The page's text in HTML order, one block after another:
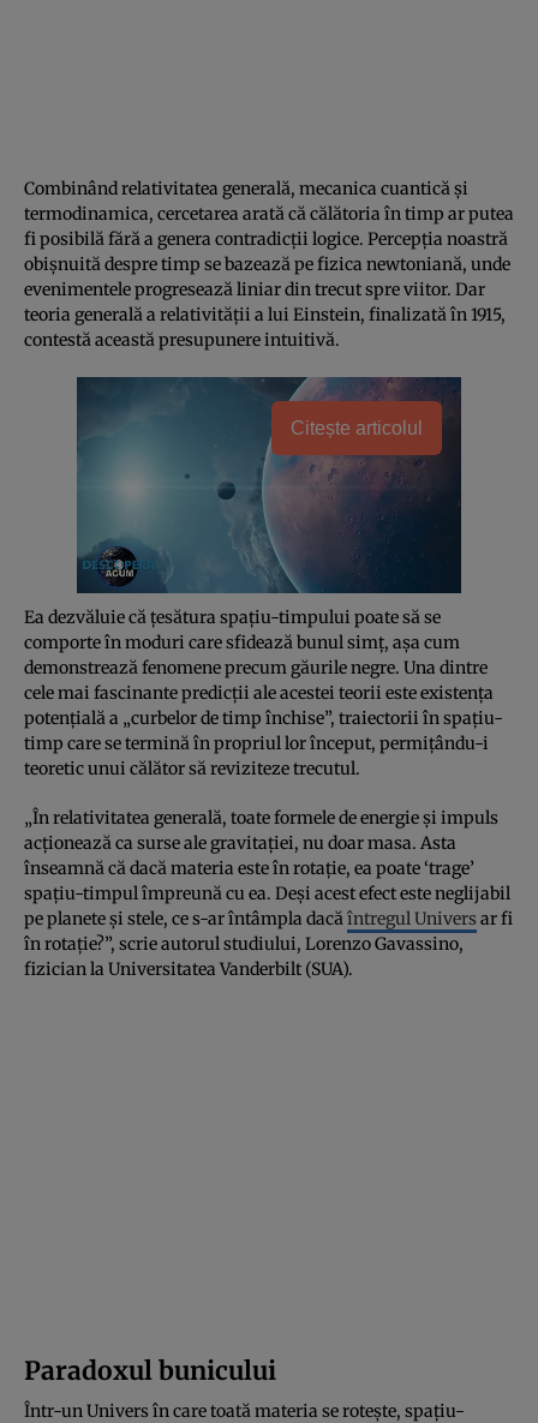
Combinând relativitatea generală, mecanica cuantică și
termodinamica, cercetarea arată că călătoria în timp ar putea
fi posibilă fără a genera contradicții logice. Percepția noastră
obișnuită despre timp se bazează pe fizica newtoniană, unde
evenimentele progresează liniar din trecut spre viitor. Dar
teoria generală a relativității a lui Einstein, finalizată în 1915,
contestă această presupunere intuitivă.
Citește articolul
Ea dezvăluie că țesătura spațiu-timpului poate să se
comporte în moduri care sfidează bunul simț, așa cum
demonstrează fenomene precum găurile negre. Una dintre
cele mai fascinante predicții ale acestei teorii este existența
potențială a „curbelor de timp închise”, traiectorii în spațiu-
timp care se termină în propriul lor început, permițându-i
teoretic unui călător să reviziteze trecutul.
„În relativitatea generală, toate formele de energie și impuls
acționează ca surse ale gravitației, nu doar masa. Asta
înseamnă că dacă materia este în rotație, ea poate ‘trage’
spațiu-timpul împreună cu ea. Deși acest efect este neglijabil
pe planete și stele, ce s-ar întâmpla dacăîntregul Univers ar fi
în rotație?”, scrie autorul studiului, Lorenzo Gavassino,
fizician la Universitatea Vanderbilt (SUA).
Paradoxul bunicului
Într-un Univers în care toată materia se rotește, spațiu-